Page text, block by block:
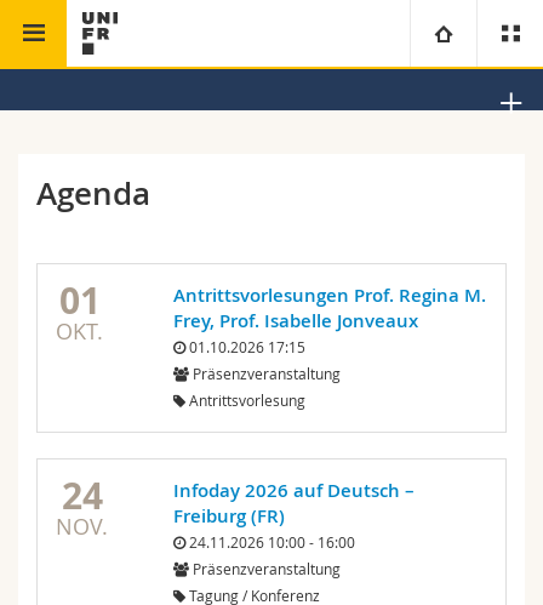
Forschung
Weiterbildung
Rechtswissenschaftliche Fak.
Wirtschafts- und Sozialwissenschaftliche Fak.
Philosophische Fak.
Fak. für Erziehungs- und Bildungswissenschaften
Math.-Nat. und Med. Fak.
Studieninteressierte
Medien
Forschende
Ressourcen
Personenverzeichnis
Ortsplan
Bibliotheken
Kirchengeschichte
Agenda
01
OKT.
Antrittsvorlesungen Prof. Regina M.
Frey, Prof. Isabelle Jonveaux
01.10.2026 17:15
Präsenzveranstaltung
Antrittsvorlesung
24
NOV.
Infoday 2026 auf Deutsch –
Freiburg (FR)
24.11.2026 10:00 - 16:00
Präsenzveranstaltung
Tagung / Konferenz